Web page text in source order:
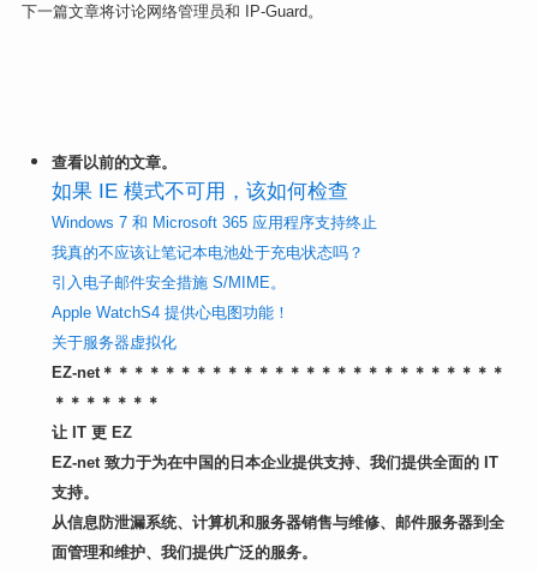
下一篇文章将讨论网络管理员和 IP-Guard。
查看以前的文章。
如果 IE 模式不可用，该如何检查
Windows 7 和 Microsoft 365 应用程序支持终止
我真的不应该让笔记本电池处于充电状态吗？
引入电子邮件安全措施 S/MIME。
Apple WatchS4 提供心电图功能！
关于服务器虚拟化
EZ-net＊＊＊＊＊＊＊＊＊＊＊＊＊＊＊＊＊＊＊＊＊＊＊＊＊＊
＊＊＊＊＊＊＊
让 IT 更 EZ
EZ-net 致力于为在中国的日本企业提供支持、我们提供全面的 IT
支持。
从信息防泄漏系统、计算机和服务器销售与维修、邮件服务器到全
面管理和维护、我们提供广泛的服务。